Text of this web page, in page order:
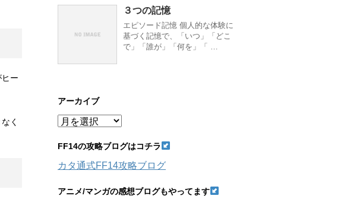
ー
く
３つの記憶
エピソード記憶 個人的な体験に
基づく記憶で、「いつ」「どこ
で」「誰が」「何を」「 …
アーカイブ
ア
カ
ブ
FF14の攻略ブログはコチラ
カタ通式FF14攻略ブログ
アニメ/マンガの感想ブログもやってます